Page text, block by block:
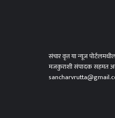
संचार वृत्त या न्यूज
मजकुराशी संपादक सहमत